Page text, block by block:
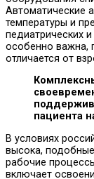
Автоматические
температуры и
педиатрических
особенно важна,
отличается от
пациента
В условиях
высока,
рабочие
включает